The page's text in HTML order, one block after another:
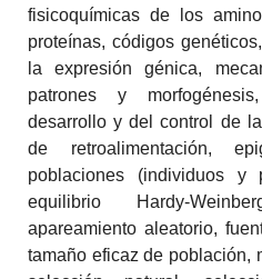
fisicoquímicas de los
proteínas, códigos
la expresión génica,
patrones y
desarrollo y del control de
de retroalimentación,
poblaciones (individuos y
equilibrio Hardy-
apareamiento aleatorio,
tamaño eficaz de población,